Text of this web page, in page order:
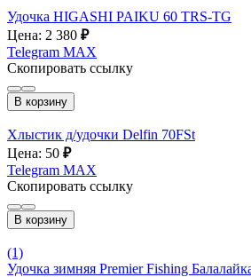
Удочка HIGASHI PAIKU 60 TRS-TG
Цена: 2 380 ₽
Telegram MAX
Скопировать ссылку
В корзину
Хлыстик д/удочки Delfin 70FSt
Цена: 50 ₽
Telegram MAX
Скопировать ссылку
В корзину
(1)
Удочка зимняя Premier Fishing